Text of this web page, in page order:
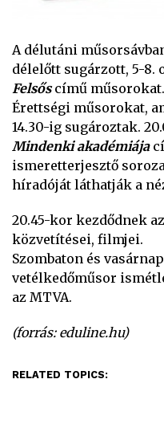
A délutáni
délelőtt sugárzott, 5-8.
Felsőscímű
Érettségi műsorokat,
14.30-ig sugároztak.
Mindenki akadémiája
ismeretterjesztő
híradóját láthatják a
20.45-kor kezdődnek
közvetítései, filmjei.
Szombaton és
vetélkedőműsor
az MTVA.
(forrás: eduline.hu)
RELATED TOPICS: